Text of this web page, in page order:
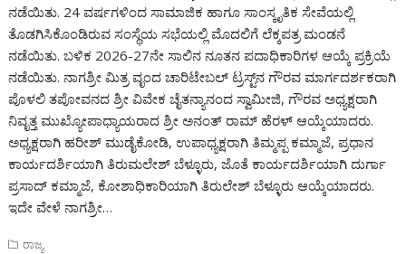
ನಡೆಯಿತು. 24 ವರ್ಷಗಳಿಂದ ಸಾಮಾಜಿಕ ಹಾಗೂ ಸಾಂಸ್ಕೃತಿಕ ಸೇವೆಯಲ್ಲಿ
ತೊಡಗಿಸಿಕೊಂಡಿರುವ ಸಂಸ್ಥೆಯ ಸಭೆಯಲ್ಲಿ ಮೊದಲಿಗೆ ಲೆಕ್ಕಪತ್ರ ಮಂಡನೆ
ನಡೆಯಿತು. ಬಳಿಕ 2026-27ನೇ ಸಾಲಿನ ನೂತನ ಪದಾಧಿಕಾರಿಗಳ ಆಯ್ಕೆ ಪ್ರಕ್ರಿಯೆ
ನಡೆಯಿತು. ನಾಗಶ್ರೀ ಮಿತ್ರ ವೃಂದ ಚಾರಿಟೇಬಲ್ ಟ್ರಸ್ಟ್‌ನ ಗೌರವ ಮಾರ್ಗದರ್ಶಕರಾಗಿ
ಪೊಳಲಿ ತಪೋವನದ ಶ್ರೀ ವಿವೇಕ ಚೈತನ್ಯಾನಂದ ಸ್ವಾಮೀಜಿ, ಗೌರವ ಅಧ್ಯಕ್ಷರಾಗಿ
ನಿವೃತ್ತ ಮುಖ್ಯೋಪಾಧ್ಯಾಯರಾದ ಶ್ರೀ ಅನಂತ್ ರಾಮ್ ಹೆರಳ್ ಆಯ್ಕೆಯಾದರು.
ಅಧ್ಯಕ್ಷರಾಗಿ ಹರೀಶ್ ಮುಡೈಕೋಡಿ, ಉಪಾಧ್ಯಕ್ಷರಾಗಿ ತಿಮ್ಮಪ್ಪ ಕಮ್ಮಾಜೆ, ಪ್ರಧಾನ
ಕಾರ್ಯದರ್ಶಿಯಾಗಿ ತಿರುಮಲೇಶ್ ಬೆಳ್ಳೂರು, ಜೊತೆ ಕಾರ್ಯದರ್ಶಿಯಾಗಿ ದುರ್ಗಾ
ಪ್ರಸಾದ್ ಕಮ್ಮಾಜೆ, ಕೋಶಾಧಿಕಾರಿಯಾಗಿ ತಿರುಲೇಶ್ ಬೆಳ್ಳೂರು ಆಯ್ಕೆಯಾದರು.
ಇದೇ ವೇಳೆ ನಾಗಶ್ರೀ…
ರಾಜ್ಯ